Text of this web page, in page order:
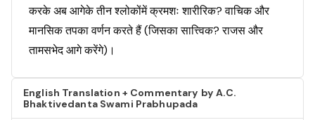
करके अब आगेके तीन श्लोकोंमें क्रमशः शारीरिक? वाचिक और
मानसिक तपका वर्णन करते हैं (जिसका सात्त्विक? राजस और
तामसभेद आगे करेंगे)।
English Translation + Commentary by A.C.
Bhaktivedanta Swami Prabhupada